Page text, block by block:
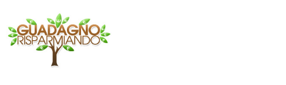
contenuto